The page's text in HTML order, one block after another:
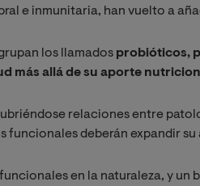
e inmunitaria, han vuelto a
los llamados probióticos,
más allá de su aporte
relaciones entre
funcionales deberán expandir su
en la naturaleza, y un